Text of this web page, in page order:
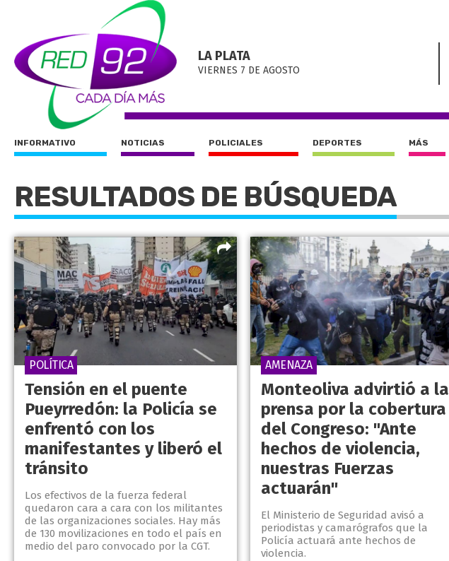
LA PLATA
VIERNES 7 DE AGOSTO
INFORMATIVO NOTICIAS POLICIALES DEPORTES MÁS
RESULTADOS DE BÚSQUEDA
Tensión en el puente
Pueyrredón: la Policía se
enfrentó con los
manifestantes y liberó el
tránsito
Los efectivos de la fuerza federal
quedaron cara a cara con los militantes
de las organizaciones sociales. Hay más
de 130 movilizaciones en todo el país en
medio del paro convocado por la CGT.
POLÍTICA
Monteoliva advirtió a la
prensa por la cobertura
del Congreso: "Ante
hechos de violencia,
nuestras Fuerzas
actuarán"
El Ministerio de Seguridad avisó a
periodistas y camarógrafos que la
Policía actuará ante hechos de
violencia.
AMENAZA